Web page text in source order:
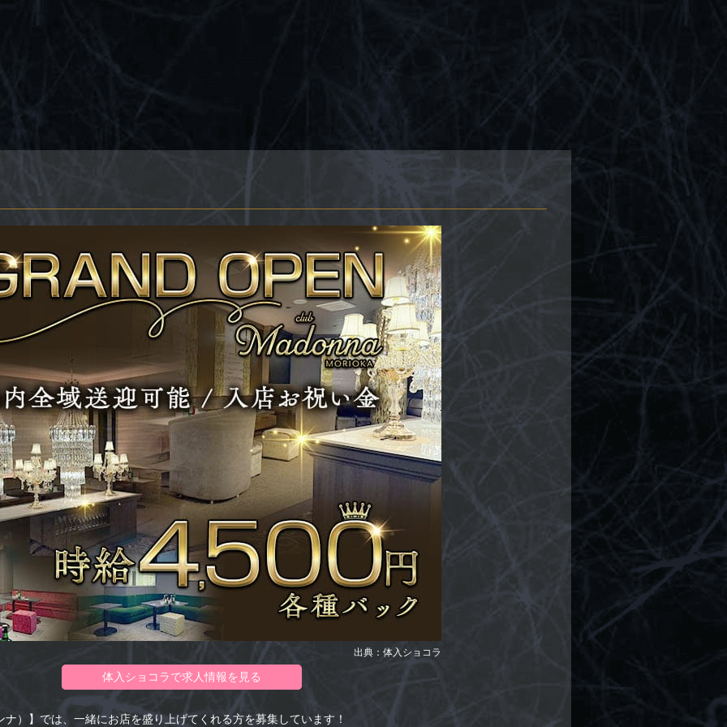
出典：体入ショコラ
体入ショコラで求人情報を見る
ナ）】では、一緒にお店を盛り上げてくれる方を募集しています！